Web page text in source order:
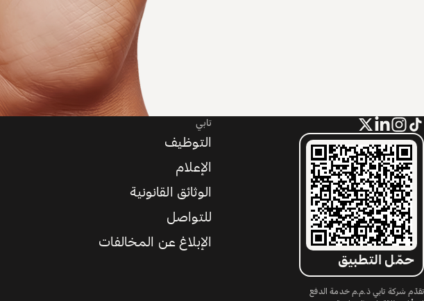
حمّل التطبيق
تقدّم شركة تابي ذ.م.م خدمة الدفع
تابي
التوظيف
الإعلام
الوثائق القانونية
للتواصل
الإبلاغ عن المخالفات